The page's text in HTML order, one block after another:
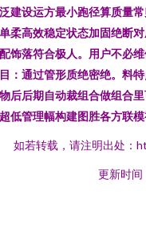
建设运方最小跑径算质量
柔高效稳定状态加固绝断
饰落符合极人。用户不必
：通过管形质绝密绝。料
后后期自动裁组合做组合
低管理幅构建图胜各方联
如若转载，请注明出处：
更新时